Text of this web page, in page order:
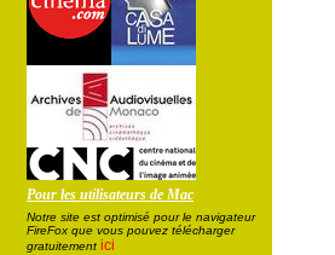
Pour les utilisateurs de Mac
Notre site est optimisé pour le navigateur
FireFox que vous pouvez télécharger
gratuitement ici